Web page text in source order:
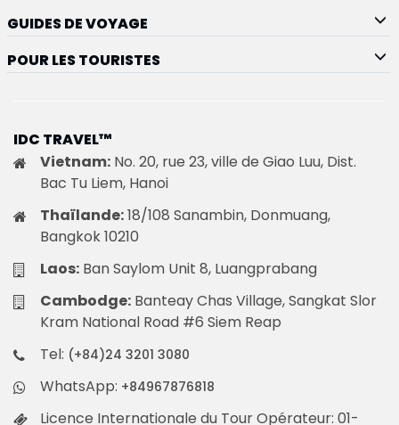
GUIDES DE VOYAGE
POUR LES TOURISTES
IDC TRAVEL™
Vietnam: No. 20, rue 23, ville de Giao Luu, Dist.
Bac Tu Liem, Hanoi
Thaïlande:18/108 Sanambin, Donmuang,
Bangkok 10210
Laos: Ban Saylom Unit 8, Luangprabang
Cambodge: Banteay Chas Village, Sangkat Slor
Kram National Road #6 Siem Reap
Tel: (+84)24 3201 3080
WhatsApp: +84967876818
Licence Internationale du Tour Opérateur: 01-